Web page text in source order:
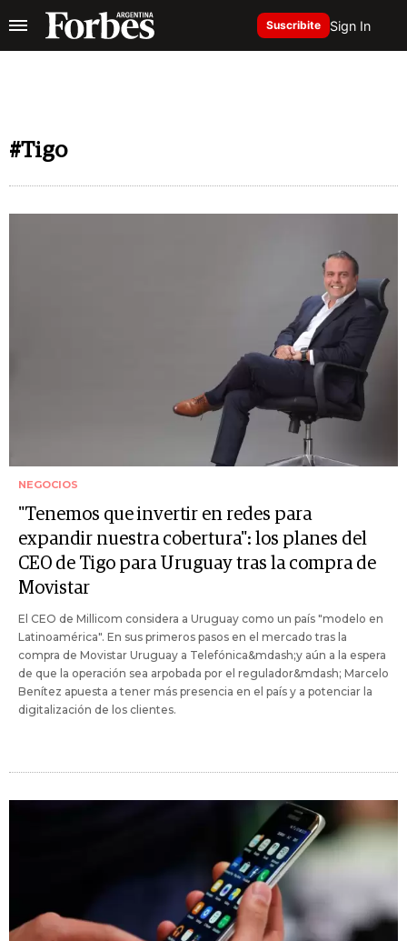
Suscribite Sign In
#Tigo
NEGOCIOS
"Tenemos que invertir en redes para
expandir nuestra cobertura": los planes del
CEO de Tigo para Uruguay tras la compra de
Movistar
El CEO de Millicom considera a Uruguay como un país "modelo en
Latinoamérica". En sus primeros pasos en el mercado tras la
compra de Movistar Uruguay a Telefónica&mdash;y aún a la espera
de que la operación sea arpobada por el regulador&mdash; Marcelo
Benítez apuesta a tener más presencia en el país y a potenciar la
digitalización de los clientes.